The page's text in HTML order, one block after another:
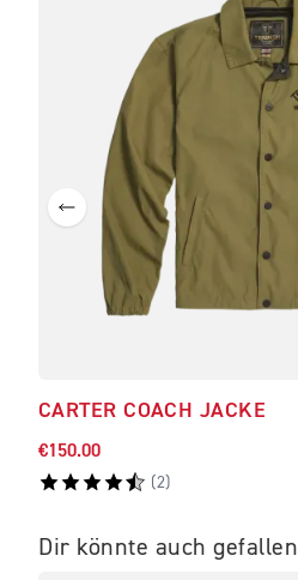
CARTER COACH JACKE
€150.00
(2)
Dir könnte auch gefallen